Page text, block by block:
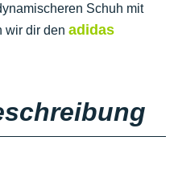
Schuh mit
wir dir den adidas